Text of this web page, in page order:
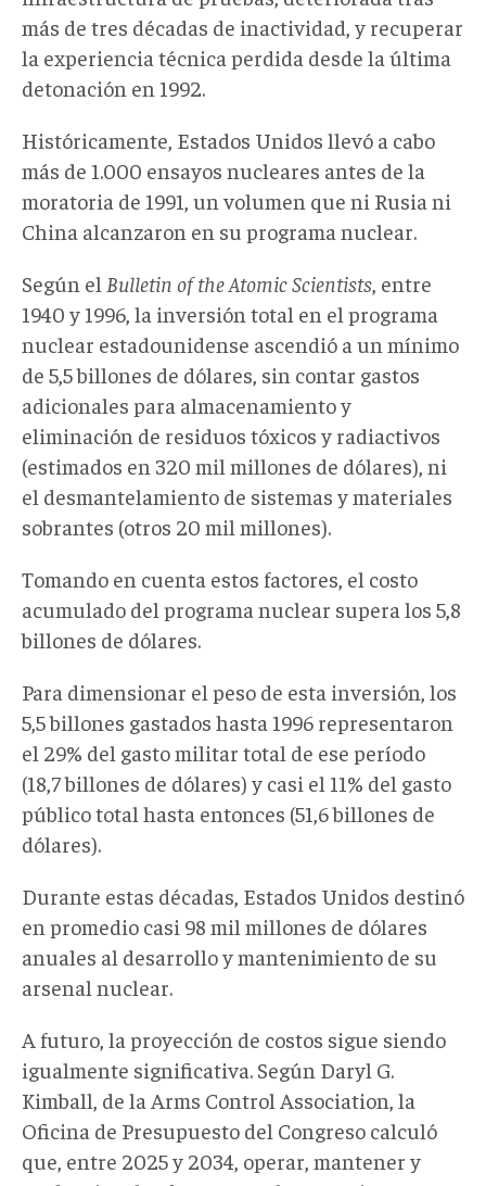
más de tres décadas de inactividad, y recuperar
la experiencia técnica perdida desde la última
detonación en 1992.
Históricamente, Estados Unidos llevó a cabo
más de 1.000 ensayos nucleares antes de la
moratoria de 1991, un volumen que ni Rusia ni
China alcanzaron en su programa nuclear.
Según el Bulletin of the Atomic Scientists , entre
1940 y 1996, la inversión total en el programa
nuclear estadounidense ascendió a un mínimo
de 5,5 billones de dólares, sin contar gastos
adicionales para almacenamiento y
eliminación de residuos tóxicos y radiactivos
(estimados en 320 mil millones de dólares), ni
el desmantelamiento de sistemas y materiales
sobrantes (otros 20 mil millones).
Tomando en cuenta estos factores, el costo
acumulado del programa nuclear supera los 5,8
billones de dólares.
Para dimensionar el peso de esta inversión, los
5,5 billones gastados hasta 1996 representaron
el 29% del gasto militar total de ese período
(18,7 billones de dólares) y casi el 11% del gasto
público total hasta entonces (51,6 billones de
dólares).
Durante estas décadas, Estados Unidos destinó
en promedio casi 98 mil millones de dólares
anuales al desarrollo y mantenimiento de su
arsenal nuclear.
A futuro, la proyección de costos sigue siendo
igualmente significativa. Según Daryl G.
Kimball, de la Arms Control Association, la
Oficina de Presupuesto del Congreso calculó
que, entre 2025 y 2034, operar, mantener y